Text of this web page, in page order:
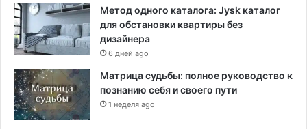
Метод одного каталога: Jysk каталог
для обстановки квартиры без
дизайнера
6 дней ago
Матрица судьбы: полное руководство к
познанию себя и своего пути
1 неделя ago